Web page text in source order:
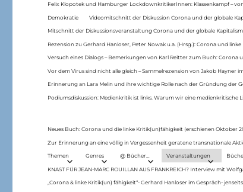
Felix Klopotek und Hamburger LockdownkritikerInnen: Klassenkampf –
Demokratie Videomitschnitt der Diskussion Corona und der globale
Mitschnitt der Diskussionsveranstaltung Corona und der globale
Rezension zu Gerhard Hanloser, Peter Nowak u.a. (Hrsg.): Corona und
Versuch eines Dialogs – Bemerkungen von Karl Reitter zum Buch: Corona
Vor dem Virus sind nicht alle gleich – Sammelrezension von Jakob Hayner
Erinnerung an Lara Melin und ihre wichtige Rolle nach der Gründung der
Podiumsdiskussion: Medienkritik ist links. Warum wir eine medienkritische
Neues Buch: Corona und die linke Kritik(un)fähigkeit (erschienen Oktober
Zur Erinnerung an eine völlig in Vergessenheit geratene transnationale
Themen Genres @ Bücher… Veranstaltungen
KNAST FÜR JEAN-MARC ROUILLAN AUS FRANKREICH? Interview mit
„Corona & linke Kritik(un) fähigkeit“- Gerhard Hanloser im Gespräch-